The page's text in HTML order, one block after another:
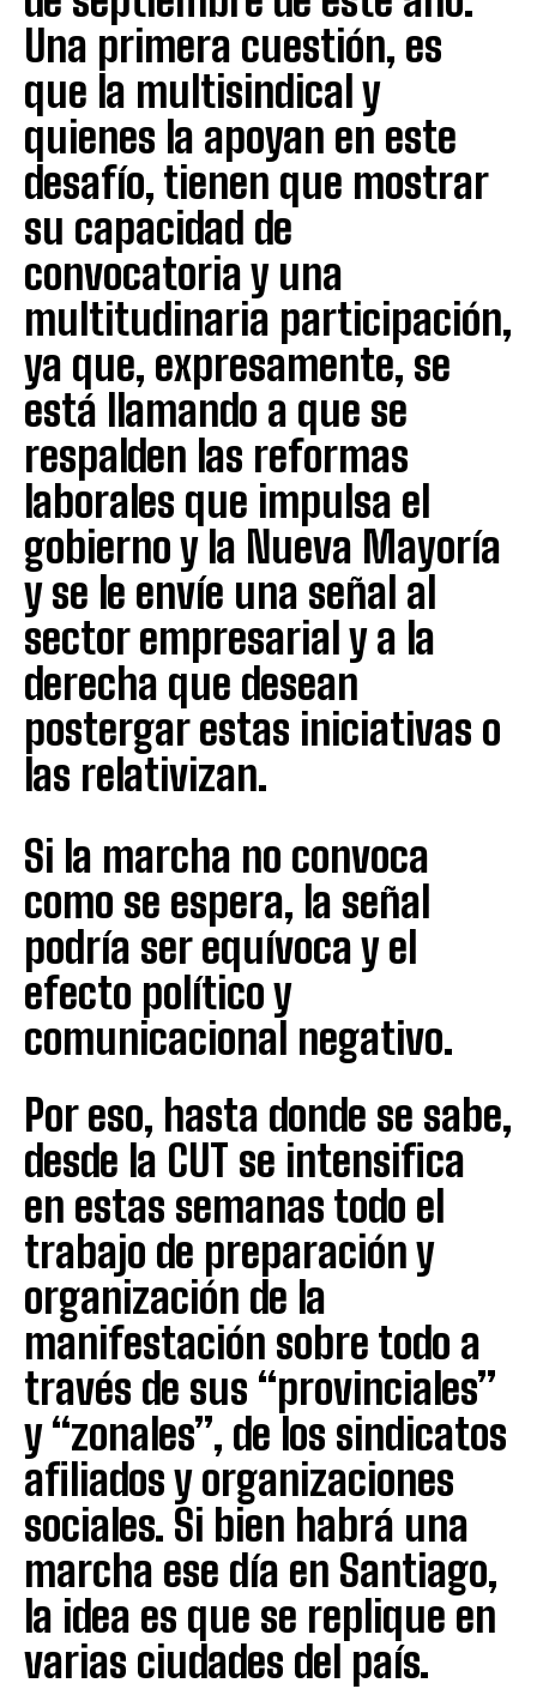
Una primera cuestión, es
que la multisindical y
quienes la apoyan en este
desafío, tienen que mostrar
su capacidad de
convocatoria y una
multitudinaria participación,
ya que, expresamente, se
está llamando a que se
respalden las reformas
laborales que impulsa el
gobierno y la Nueva Mayoría
y se le envíe una señal al
sector empresarial y a la
derecha que desean
postergar estas iniciativas o
las relativizan.
Si la marcha no convoca
como se espera, la señal
podría ser equívoca y el
efecto político y
comunicacional negativo.
Por eso, hasta donde se sabe,
desde la CUT se intensifica
en estas semanas todo el
trabajo de preparación y
organización de la
manifestación sobre todo a
través de sus “provinciales”
y “zonales”, de los sindicatos
afiliados y organizaciones
sociales. Si bien habrá una
marcha ese día en Santiago,
la idea es que se replique en
varias ciudades del país.